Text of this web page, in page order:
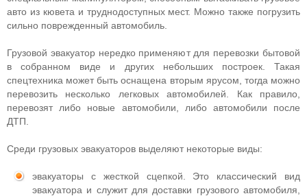
авто из кювета и труднодоступных мест. Можно также погрузить
сильно поврежденный автомобиль.
Грузовой эвакуатор нередко применяют для перевозки бытовой
в собранном виде и других небольших построек. Такая
спецтехника может быть оснащена вторым ярусом, тогда можно
перевозить несколько легковых автомобилей. Как правило,
перевозят либо новые автомобили, либо автомобили после
ДТП.
Среди грузовых эвакуаторов выделяют некоторые виды:
эвакуаторы с жесткой сцепкой. Это классический вид
эвакуатора и служит для доставки грузового автомобиля,